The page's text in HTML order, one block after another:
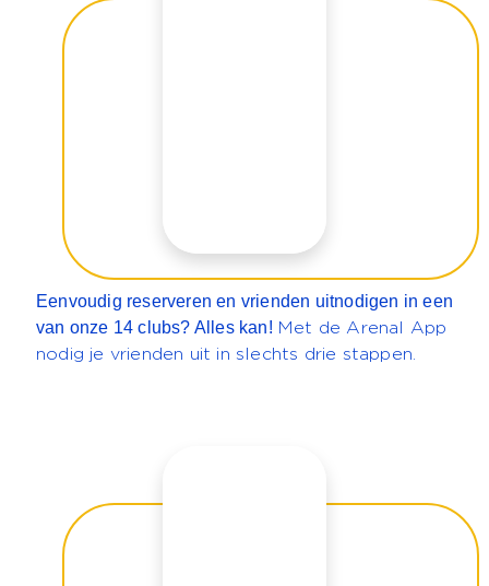
Eenvoudig reserveren en vrienden uitnodigen in een
van onze 14 clubs? Alles kan! Met de Arenal App
nodig je vrienden uit in slechts drie stappen.